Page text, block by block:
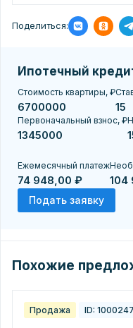
Поделиться:
Ипотечный
Стоимость квартиры, ₽
Первоначальный взнос, ₽
Ежемесячный платеж
74 948,00 ₽ 104
Подать заявку
Похожие
Продажа ID: